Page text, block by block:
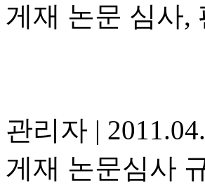
게재 논문 심사,
관리자 |
게재 논문심사